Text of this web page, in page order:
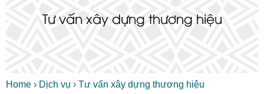
Tư vấn xây dựng thương hiệu
Home › Dịch vụ › Tư vấn xây dựng thương hiệu